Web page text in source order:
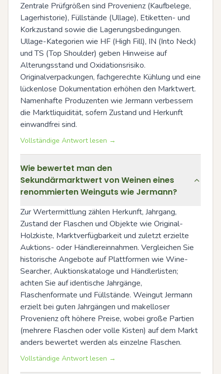
Zentrale Prüfgrößen sind Provenienz (Kaufbelege,
Lagerhistorie), Füllstände (Ullage), Etiketten- und
Korkzustand sowie die Lagerungsbedingungen.
Ullage-Kategorien wie HF (High Fill), IN (Into Neck)
und TS (Top Shoulder) geben Hinweise auf
Alterungsstand und Oxidationsrisiko.
Originalverpackungen, fachgerechte Kühlung und eine
lückenlose Dokumentation erhöhen den Marktwert.
Namenhafte Produzenten wie Jermann verbessern
die Marktliquidität, sofern Zustand und Herkunft
einwandfrei sind.
Vollständige Antwort lesen →
Wie bewertet man den
Sekundärmarktwert von Weinen eines
renommierten Weinguts wie Jermann?
Zur Wertermittlung zählen Herkunft, Jahrgang,
Zustand der Flaschen und Objekte wie Original-
Holzkiste, Marktverfügbarkeit und zuletzt erzielte
Auktions- oder Händlereinnahmen. Vergleichen Sie
historische Angebote auf Plattformen wie Wine-
Searcher, Auktionskataloge und Händlerlisten;
achten Sie auf identische Jahrgänge,
Flaschenformate und Füllstände. Weingut Jermann
erzielt bei guten Jahrgängen und makelloser
Provenienz oft höhere Preise, wobei große Partien
(mehrere Flaschen oder volle Kisten) auf dem Markt
anders bewertet werden als einzelne Flaschen.
Vollständige Antwort lesen →